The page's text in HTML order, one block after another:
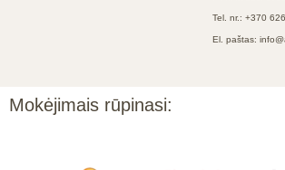
Tel. nr.: +370
El. paštas:
Mokėjimais rūpinasi: